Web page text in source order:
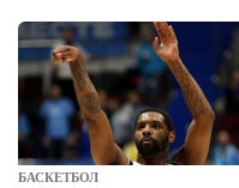
БАСКЕТБОЛ